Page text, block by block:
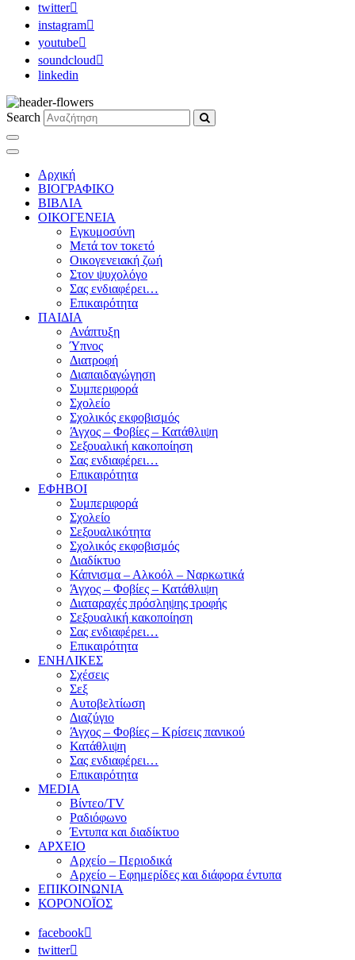
twitter
instagram
youtube
soundcloud
linkedin
Search
Αρχική
ΒΙΟΓΡΑΦΙΚΟ
ΒΙΒΛΙΑ
ΟΙΚΟΓΕΝΕΙΑ
Εγκυμοσύνη
Μετά τον τοκετό
Οικογενειακή ζωή
Στον ψυχολόγο
Σας ενδιαφέρει…
Επικαιρότητα
ΠΑΙΔΙΑ
Ανάπτυξη
Ύπνος
Διατροφή
Διαπαιδαγώγηση
Συμπεριφορά
Σχολείο
Σχολικός εκφοβισμός
Άγχος – Φοβίες – Κατάθλιψη
Σεξουαλική κακοποίηση
Σας ενδιαφέρει…
Επικαιρότητα
ΕΦΗΒΟΙ
Συμπεριφορά
Σχολείο
Σεξουαλικότητα
Σχολικός εκφοβισμός
Διαδίκτυο
Κάπνισμα – Αλκοόλ – Ναρκωτικά
Άγχος – Φοβίες – Κατάθλιψη
Διαταραχές πρόσληψης τροφής
Σεξουαλική κακοποίηση
Σας ενδιαφέρει…
Επικαιρότητα
ΕΝΗΛΙΚΕΣ
Σχέσεις
Σεξ
Αυτοβελτίωση
Διαζύγιο
Άγχος – Φοβίες – Κρίσεις πανικού
Κατάθλιψη
Σας ενδιαφέρει…
Επικαιρότητα
MEDIA
Βίντεο/TV
Ραδιόφωνο
Έντυπα και διαδίκτυο
ΑΡΧΕΙΟ
Αρχείο – Περιοδικά
Αρχείο – Εφημερίδες και διάφορα έντυπα
ΕΠΙΚΟΙΝΩΝΙΑ
ΚΟΡΟΝΟΪΟΣ
facebook
twitter